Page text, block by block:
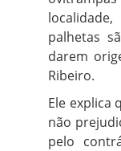
palhetas
darem
Ribeiro.
Ele explica
não
pelo